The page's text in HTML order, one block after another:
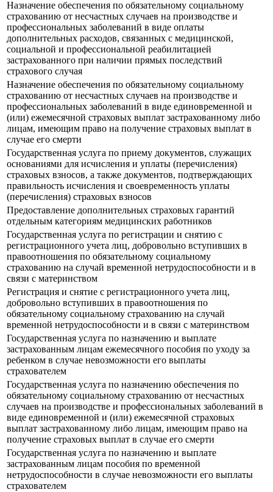
Назначение обеспечения по обязательному социальному
страхованию от несчастных случаев на производстве и
профессиональных заболеваний в виде оплаты
дополнительных расходов, связанных с медицинской,
социальной и профессиональной реабилитацией
застрахованного при наличии прямых последствий
страхового случая
Назначение обеспечения по обязательному социальному
страхованию от несчастных случаев на производстве и
профессиональных заболеваний в виде единовременной и
(или) ежемесячной страховых выплат застрахованному либо
лицам, имеющим право на получение страховых выплат в
случае его смерти
Государственная услуга по приему документов, служащих
основаниями для исчисления и уплаты (перечисления)
страховых взносов, а также документов, подтверждающих
правильность исчисления и своевременность уплаты
(перечисления) страховых взносов
Предоставление дополнительных страховых гарантий
отдельным категориям медицинских работников
Государственная услуга по регистрации и снятию с
регистрационного учета лиц, добровольно вступивших в
правоотношения по обязательному социальному
страхованию на случай временной нетрудоспособности и в
связи с материнством
Регистрация и снятие с регистрационного учета лиц,
добровольно вступивших в правоотношения по
обязательному социальному страхованию на случай
временной нетрудоспособности и в связи с материнством
Государственная услуга по назначению и выплате
застрахованным лицам ежемесячного пособия по уходу за
ребенком в случае невозможности его выплаты
страхователем
Государственная услуга по назначению обеспечения по
обязательному социальному страхованию от несчастных
случаев на производстве и профессиональных заболеваний в
виде единовременной и (или) ежемесячной страховых
выплат застрахованному либо лицам, имеющим право на
получение страховых выплат в случае его смерти
Государственная услуга по назначению и выплате
застрахованным лицам пособия по временной
нетрудоспособности в случае невозможности его выплаты
страхователем